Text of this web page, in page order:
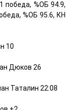
победа, %ОБ 94.9,
%ОБ 95.6, КН
10
Дюков 26
Таталин 22:08